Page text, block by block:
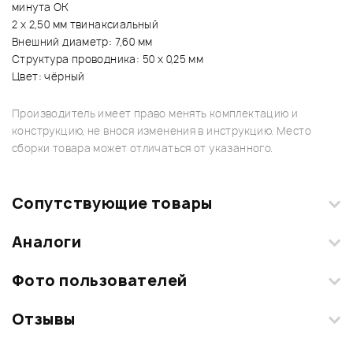
минута OK
2 x 2,50 мм твинаксиальный
Внешний диаметр: 7,60 мм
Структура проводника: 50 x 0,25 мм
Цвет: чёрный
Производитель имеет право менять комплектацию и
конструкцию, не внося изменения в инструкцию. Место
сборки товара может отличаться от указанного.
Сопутствующие товары
Аналоги
Фото пользователей
Загрузите свои фотографии купленного товара и получите
Отзывы